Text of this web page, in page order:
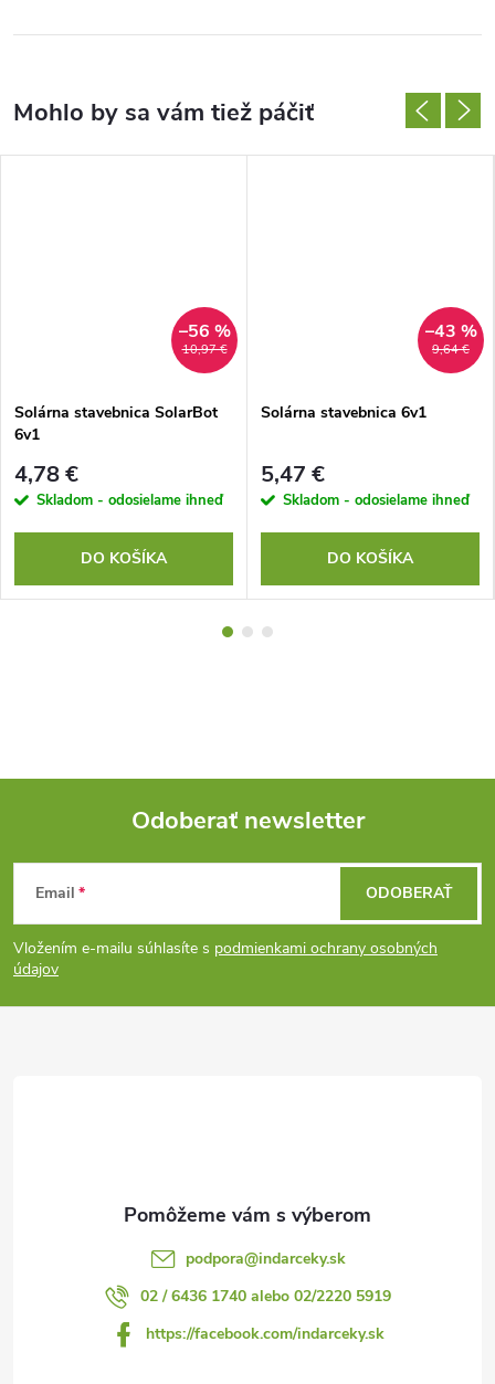
10,97 €
–56 %
Solárna stavebnica SolarBot
6v1
4,78 €
Skladom - odosielame ihneď
DO KOŠÍKA
9,64 €
–43 %
Solárna stavebnica 6v1
5,47 €
Skladom - odosielame ihneď
DO KOŠÍKA
Z
á
p
Odoberať newsletter
Email
Vložením e-mailu súhlasíte s podmienkami ochrany osobných
údajov
ODOBERAŤ
podpora@indarceky.sk
02 / 6436 1740 alebo 02/2220 5919
https://facebook.com/indarceky.sk